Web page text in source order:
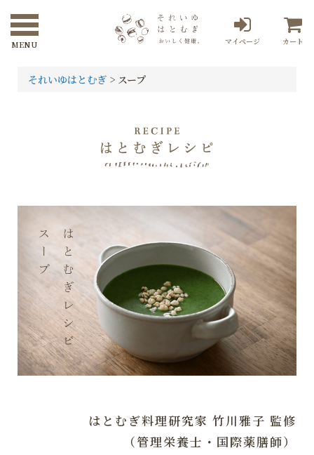
マイページ カート
それいゆはとむぎ > スープ
はとむぎ料理研究家 竹川雅子 監修
（管理栄養士・国際薬膳師）